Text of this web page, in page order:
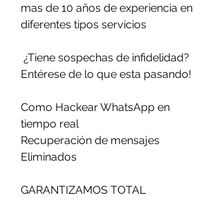
mas de 10 años de experiencia en
Como Hackear WhatsApp en
tiempo real
Recuperación de mensajes
Eliminados
GARANTIZAMOS TOTAL